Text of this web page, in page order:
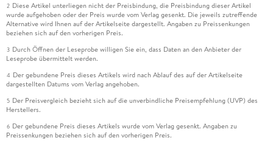
2 Diese Artikel unterliegen nicht der Preisbindung, die Preisbindung dieser Artikel
wurde aufgehoben oder der Preis wurde vom Verlag gesenkt. Die jeweils zutreffende
Alternative wird Ihnen auf der Artikelseite dargestellt. Angaben zu Preissenkungen
beziehen sich auf den vorherigen Preis.
3 Durch Öffnen der Leseprobe willigen Sie ein, dass Daten an den Anbieter der
Leseprobe übermittelt werden.
4 Der gebundene Preis dieses Artikels wird nach Ablauf des auf der Artikelseite
dargestellten Datums vom Verlag angehoben.
5 Der Preisvergleich bezieht sich auf die unverbindliche Preisempfehlung (UVP) des
Herstellers.
6 Der gebundene Preis dieses Artikels wurde vom Verlag gesenkt. Angaben zu
Preissenkungen beziehen sich auf den vorherigen Preis.